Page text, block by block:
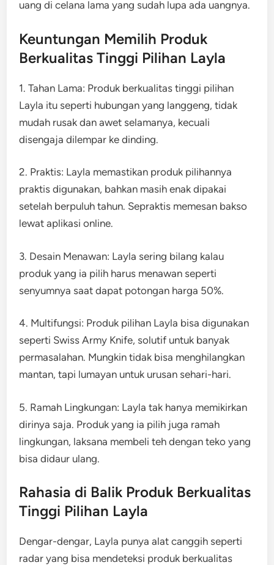
uang di celana lama yang sudah lupa ada uangnya.
Keuntungan Memilih Produk
Berkualitas Tinggi Pilihan Layla
1. Tahan Lama: Produk berkualitas tinggi pilihan
Layla itu seperti hubungan yang langgeng, tidak
mudah rusak dan awet selamanya, kecuali
disengaja dilempar ke dinding.
2. Praktis: Layla memastikan produk pilihannya
praktis digunakan, bahkan masih enak dipakai
setelah berpuluh tahun. Sepraktis memesan bakso
lewat aplikasi online.
3. Desain Menawan: Layla sering bilang kalau
produk yang ia pilih harus menawan seperti
senyumnya saat dapat potongan harga 50%.
4. Multifungsi: Produk pilihan Layla bisa digunakan
seperti Swiss Army Knife, solutif untuk banyak
permasalahan. Mungkin tidak bisa menghilangkan
mantan, tapi lumayan untuk urusan sehari-hari.
5. Ramah Lingkungan: Layla tak hanya memikirkan
dirinya saja. Produk yang ia pilih juga ramah
lingkungan, laksana membeli teh dengan teko yang
bisa didaur ulang.
Rahasia di Balik Produk Berkualitas
Tinggi Pilihan Layla
Dengar-dengar, Layla punya alat canggih seperti
radar yang bisa mendeteksi produk berkualitas